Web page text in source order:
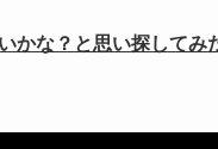
かな？と思い探して